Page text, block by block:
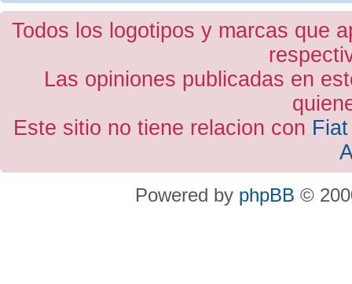
Todos los logotipos y marcas que
Las opiniones publicadas en
Este sitio no tiene relacion con
Powered by phpBB ©